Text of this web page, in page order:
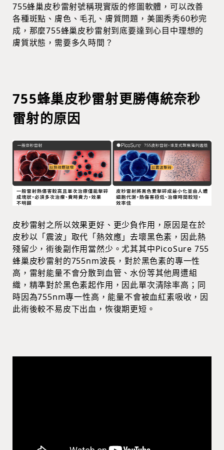
755蜂巢皮秒雷射號稱現實版的修圖軟體，可以改善
各種斑點、膚色、毛孔、膚質問題，美圖秀秀60秒完
成，那麼755蜂巢皮秒雷射到底要達到心目中理想的
膚質狀態，需要多久時間？
755蜂巢皮秒雷射更勝傳統奈秒
雷射的原因
皮秒雷射之所以效果更好、更少負作用，原因是在於
皮秒以「震波」取代「熱效應」去壞黑色素，因此熱
殘留少，術後副作用當然少。尤其其中PicoSure 755
蜂巢皮秒雷射的755nm波長，對於黑色素的專一性
高，雷射能量不會分散到血管、水份等其他周遭組
織，精準對於黑色素起作用，因此單次清除率高；同
時因為755nm專一性高，能量不會被血紅素吸收，因
此術後較不易皮下出血，恢復期更短。